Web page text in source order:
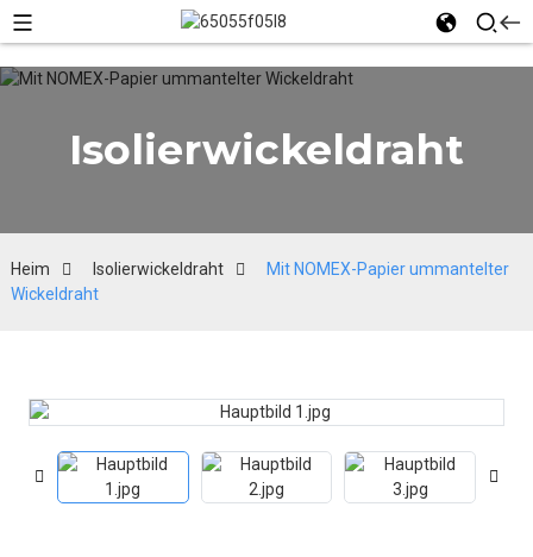
Isolierwickeldraht
Heim Isolierwickeldraht
Mit NOMEX-Papier ummantelter
Wickeldraht